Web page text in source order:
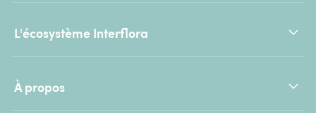
L'écosystème Interflora
À propos